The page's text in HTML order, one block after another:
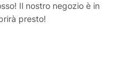
Il nostro negozio è in
presto!